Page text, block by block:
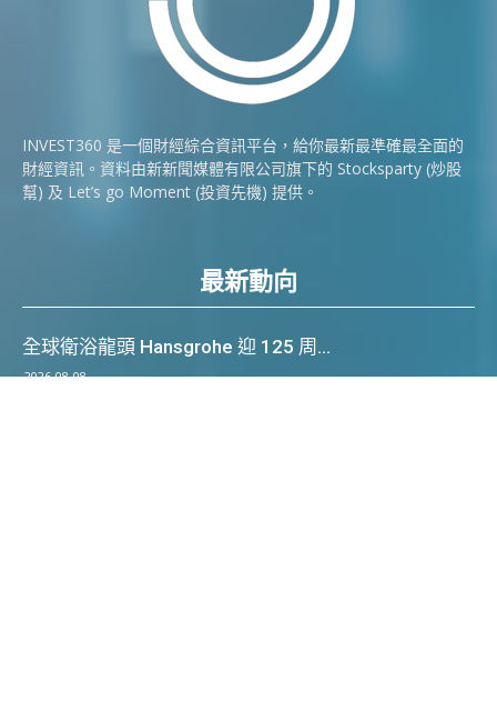
INVEST360 是一個財經綜合資訊平台，給你最新最準確最全面的
財經資訊。資料由新新聞媒體有限公司旗下的 Stocksparty (炒股
幫) 及 Let’s go Moment (投資先機) 提供。
最新動向
全球衛浴龍頭 Hansgrohe 迎 125 周...
2026-08-08